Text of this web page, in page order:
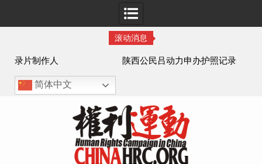
滚动消息
陕西公民吕动力申办护照记录
简体中文